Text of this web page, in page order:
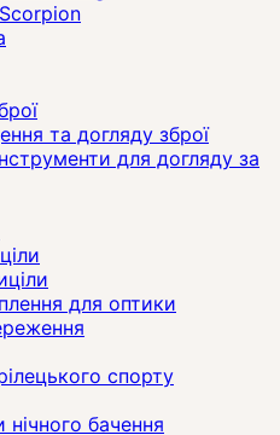
та догляду зброї
для догляду за
для оптики
спорту
бачення